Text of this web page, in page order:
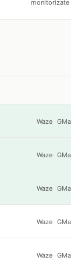
monitorizate
Waze
Waze
Waze
Waze
Waze